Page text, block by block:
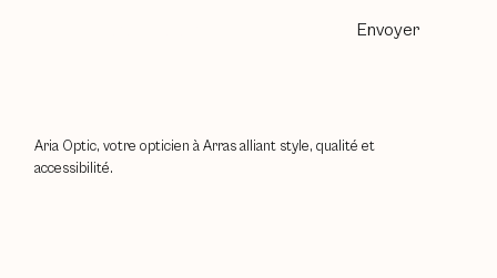
Envoyer
Aria Optic, votre opticien à Arras alliant style, qualité et
accessibilité.